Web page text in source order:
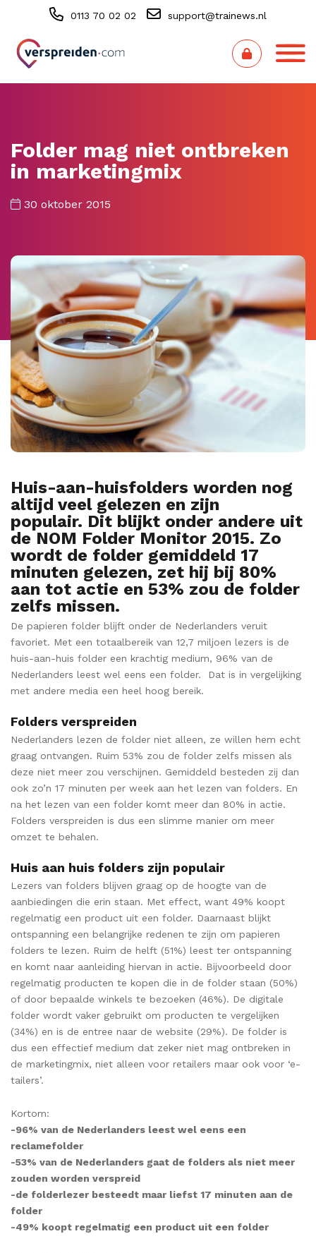
0113 70 02 02 support@trainews.nl
Folder mag niet ontbreken
in marketingmix
30 oktober 2015
Huis-aan-huisfolders worden nog
altijd veel gelezen en zijn
populair. Dit blijkt onder andere uit
de NOM Folder Monitor 2015. Zo
wordt de folder gemiddeld 17
minuten gelezen, zet hij bij 80%
aan tot actie en 53% zou de folder
zelfs missen.
De papieren folder blijft onder de Nederlanders veruit
favoriet. Met een totaalbereik van 12,7 miljoen lezers is de
huis-aan-huis folder een krachtig medium, 96% van de
Nederlanders leest wel eens een folder. Dat is in vergelijking
met andere media een heel hoog bereik.
Folders verspreiden
Nederlanders lezen de folder niet alleen, ze willen hem echt
graag ontvangen. Ruim 53% zou de folder zelfs missen als
deze niet meer zou verschijnen. Gemiddeld besteden zij dan
ook zo’n 17 minuten per week aan het lezen van folders. En
na het lezen van een folder komt meer dan 80% in actie.
Folders verspreiden is dus een slimme manier om meer
omzet te behalen.
Huis aan huis folders zijn populair
Lezers van folders blijven graag op de hoogte van de
aanbiedingen die erin staan. Met effect, want 49% koopt
regelmatig een product uit een folder. Daarnaast blijkt
ontspanning een belangrijke redenen te zijn om papieren
folders te lezen. Ruim de helft (51%) leest ter ontspanning
en komt naar aanleiding hiervan in actie. Bijvoorbeeld door
regelmatig producten te kopen die in de folder staan (50%)
of door bepaalde winkels te bezoeken (46%). De digitale
folder wordt vaker gebruikt om producten te vergelijken
(34%) en is de entree naar de website (29%). De folder is
dus een effectief medium dat zeker niet mag ontbreken in
de marketingmix, niet alleen voor retailers maar ook voor ‘e-
tailers’.
Kortom:
-96% van de Nederlanders leest wel eens een
reclamefolder
-53% van de Nederlanders gaat de folders als niet meer
zouden worden verspreid
-de folderlezer besteedt maar liefst 17 minuten aan de
folder
-49% koopt regelmatig een product uit een folder